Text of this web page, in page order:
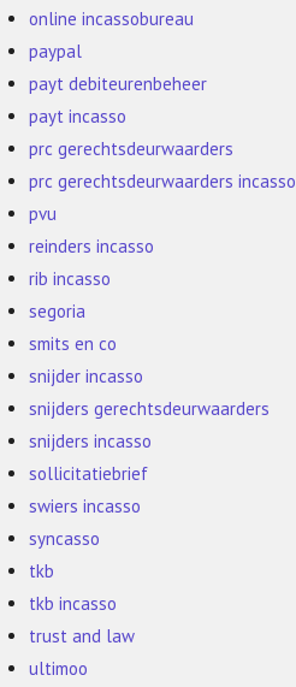
online incassobureau
paypal
payt debiteurenbeheer
payt incasso
prc gerechtsdeurwaarders
prc gerechtsdeurwaarders incasso
pvu
reinders incasso
rib incasso
segoria
smits en co
snijder incasso
snijders gerechtsdeurwaarders
snijders incasso
sollicitatiebrief
swiers incasso
syncasso
tkb
tkb incasso
trust and law
ultimoo